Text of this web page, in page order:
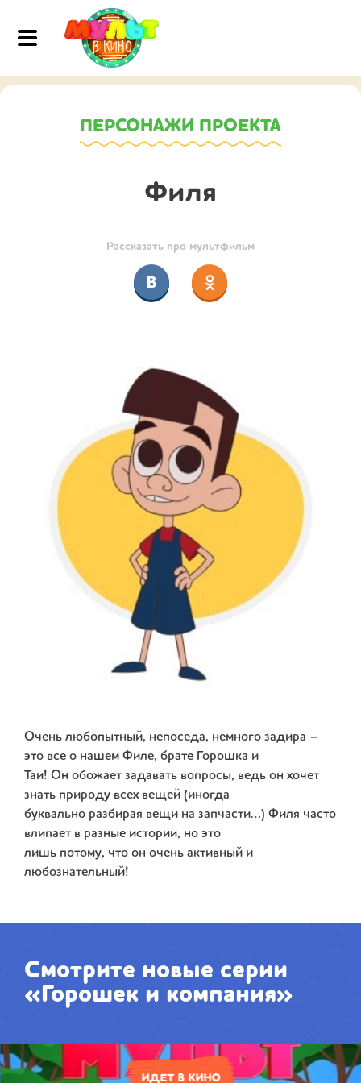
ПЕРСОНАЖИ ПРОЕКТА
Филя
Рассказать про мультфильм
Очень любопытный, непоседа, немного задира –
это все о нашем Филе, брате Горошка и
Таи! Он обожает задавать вопросы, ведь он хочет
знать природу всех вещей (иногда
буквально разбирая вещи на запчасти…) Филя часто
влипает в разные истории, но это
лишь потому, что он очень активный и
любознательный!
Смотрите новые серии
«Горошек и компания»
ИДЕТ В КИНО